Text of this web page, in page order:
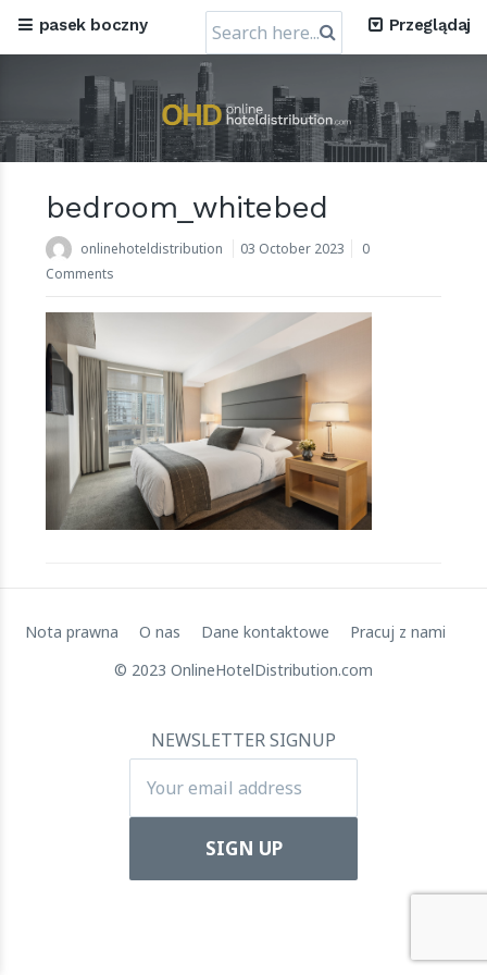
Mews, praska firma zajmująca się oprogramowaniem
hotelarskim w chmurze, uzyskuje wycenę w
wysokości 1,2 miliarda dolarów.
11 July 2024
pasek boczny
Search
for:
Przeglądaj
bedroom_whitebed
onlinehoteldistribution 03 October 2023
0
Comments
Nota prawna O nas Dane kontaktowe
Pracuj z nami
© 2023 OnlineHotelDistribution.com
NEWSLETTER SIGNUP